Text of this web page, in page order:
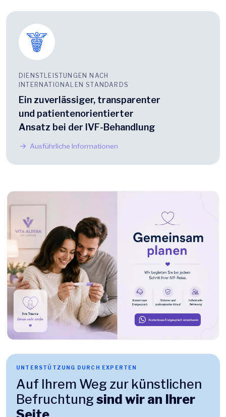
DIENSTLEISTUNGEN NACH
INTERNATIONALEN STANDARDS
Ein zuverlässiger, transparenter
und patientenorientierter
Ansatz bei der IVF-Behandlung
Ausführliche Informationen
UNTERSTÜTZUNG DURCH EXPERTEN
Auf Ihrem Weg zur künstlichen
Befruchtung sind wir an Ihrer